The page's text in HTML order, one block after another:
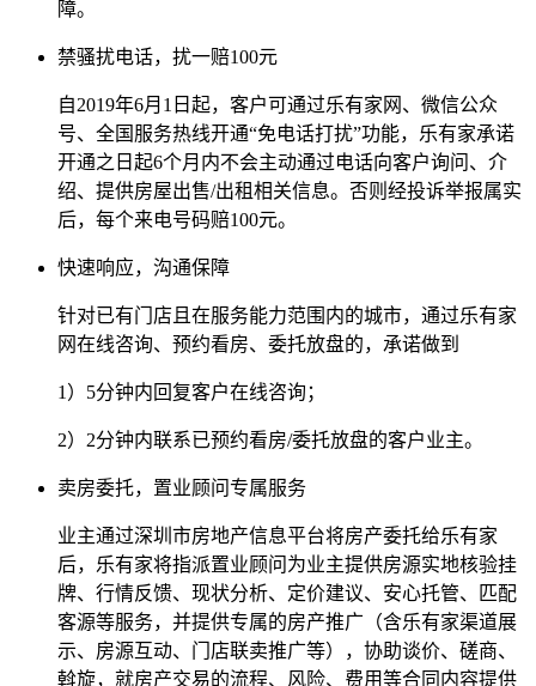
障。
禁骚扰电话，扰一赔100元
自2019年6月1日起，客户可通过乐有家网、微信公众
号、全国服务热线开通“免电话打扰”功能，乐有家承诺
开通之日起6个月内不会主动通过电话向客户询问、介
绍、提供房屋出售/出租相关信息。否则经投诉举报属实
后，每个来电号码赔100元。
快速响应，沟通保障
针对已有门店且在服务能力范围内的城市，通过乐有家
网在线咨询、预约看房、委托放盘的，承诺做到
1）5分钟内回复客户在线咨询；
2）2分钟内联系已预约看房/委托放盘的客户业主。
卖房委托，置业顾问专属服务
业主通过深圳市房地产信息平台将房产委托给乐有家
后，乐有家将指派置业顾问为业主提供房源实地核验挂
牌、行情反馈、现状分析、定价建议、安心托管、匹配
客源等服务，并提供专属的房产推广（含乐有家渠道展
示、房源互动、门店联卖推广等），协助谈价、磋商、
斡旋，就房产交易的流程、风险、费用等合同内容提供